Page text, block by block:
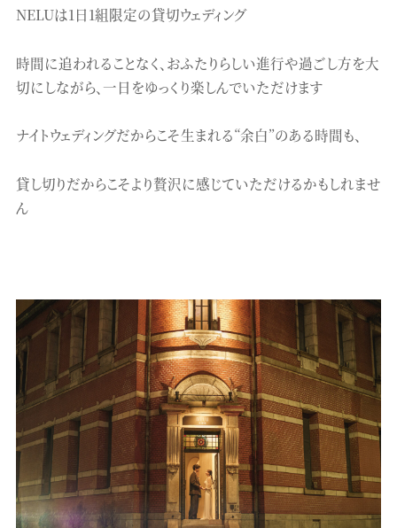
NELUは1日1組限定の貸切ウェディング
時間に追われることなく、おふたりらしい進行や過ごし方を大
切にしながら、一日をゆっくり楽しんでいただけます
ナイトウェディングだからこそ生まれる“余白”のある時間も、
貸し切りだからこそより贅沢に感じていただけるかもしれませ
ん